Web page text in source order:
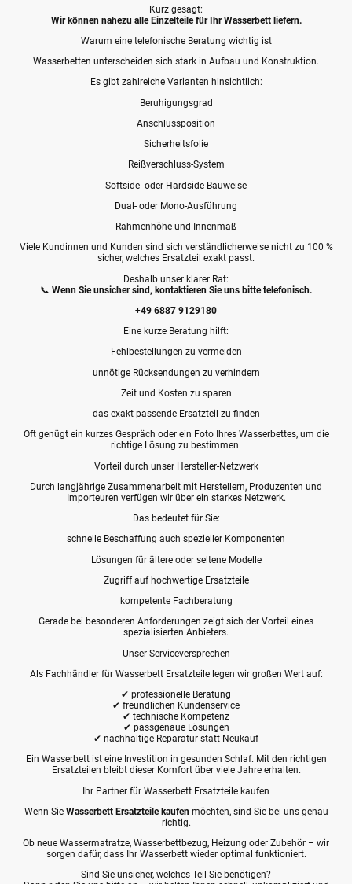
Kurz gesagt:
Wir können nahezu alle Einzelteile für Ihr Wasserbett liefern.
Warum eine telefonische Beratung wichtig ist
Wasserbetten unterscheiden sich stark in Aufbau und Konstruktion.
Es gibt zahlreiche Varianten hinsichtlich:
Beruhigungsgrad
Anschlussposition
Sicherheitsfolie
Reißverschluss-System
Softside- oder Hardside-Bauweise
Dual- oder Mono-Ausführung
Rahmenhöhe und Innenmaß
Viele Kundinnen und Kunden sind sich verständlicherweise nicht zu 100 %
sicher, welches Ersatzteil exakt passt.
Deshalb unser klarer Rat:
📞 Wenn Sie unsicher sind, kontaktieren Sie uns bitte telefonisch.
+49 6887 9129180
Eine kurze Beratung hilft:
Fehlbestellungen zu vermeiden
unnötige Rücksendungen zu verhindern
Zeit und Kosten zu sparen
das exakt passende Ersatzteil zu finden
Oft genügt ein kurzes Gespräch oder ein Foto Ihres Wasserbettes, um die
richtige Lösung zu bestimmen.
Vorteil durch unser Hersteller-Netzwerk
Durch langjährige Zusammenarbeit mit Herstellern, Produzenten und
Importeuren verfügen wir über ein starkes Netzwerk.
Das bedeutet für Sie:
schnelle Beschaffung auch spezieller Komponenten
Lösungen für ältere oder seltene Modelle
Zugriff auf hochwertige Ersatzteile
kompetente Fachberatung
Gerade bei besonderen Anforderungen zeigt sich der Vorteil eines
spezialisierten Anbieters.
Unser Serviceversprechen
Als Fachhändler für Wasserbett Ersatzteile legen wir großen Wert auf:
✔ professionelle Beratung
✔ freundlichen Kundenservice
✔ technische Kompetenz
✔ passgenaue Lösungen
✔ nachhaltige Reparatur statt Neukauf
Ein Wasserbett ist eine Investition in gesunden Schlaf. Mit den richtigen
Ersatzteilen bleibt dieser Komfort über viele Jahre erhalten.
Ihr Partner für Wasserbett Ersatzteile kaufen
Wenn Sie Wasserbett Ersatzteile kaufen möchten, sind Sie bei uns genau
richtig.
Ob neue Wassermatratze, Wasserbettbezug, Heizung oder Zubehör – wir
sorgen dafür, dass Ihr Wasserbett wieder optimal funktioniert.
Sind Sie unsicher, welches Teil Sie benötigen?